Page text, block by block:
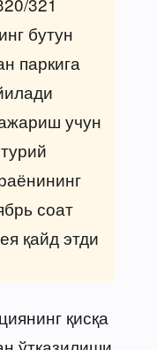
бутун
паркига
учун
соат
қайд этди
қисқа